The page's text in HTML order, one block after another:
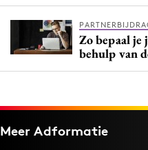
Zo bepaal je
behulp van
Meer Adformatie